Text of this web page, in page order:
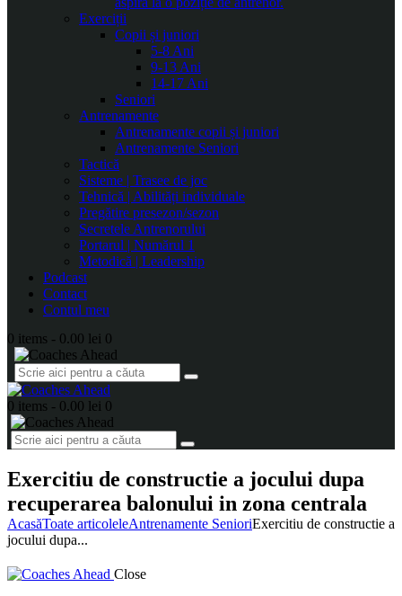
Exerciții
Copii și juniori
5-8 Ani
9-13 Ani
14-17 Ani
Seniori
Antrenamente
Antrenamente copii și juniori
Antrenamente Seniori
Tactică
Sisteme | Trasee de joc
Tehnică | Abilități individuale
Pregătire presezon/sezon
Secretele Antrenorului
Portarul | Numărul 1
Metodică | Leadership
Podcast
Contact
Contul meu
0 items - 0.00 lei 0
0 items - 0.00 lei 0
Exercitiu de constructie a jocului dupa
recuperarea balonului in zona centrala
AcasăToate articoleleAntrenamente SenioriExercitiu de constructie a
jocului dupa...
Close